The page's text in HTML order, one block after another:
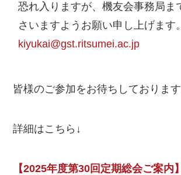
恐れ入りますが、機友会事務局ま
さいますようお願い申し上げます。
kiyukai@gst.ritsumei.ac.jp
皆様のご参加をお待ちしております
詳細はこちら↓
【2025年度第30回定期総会ご案内】